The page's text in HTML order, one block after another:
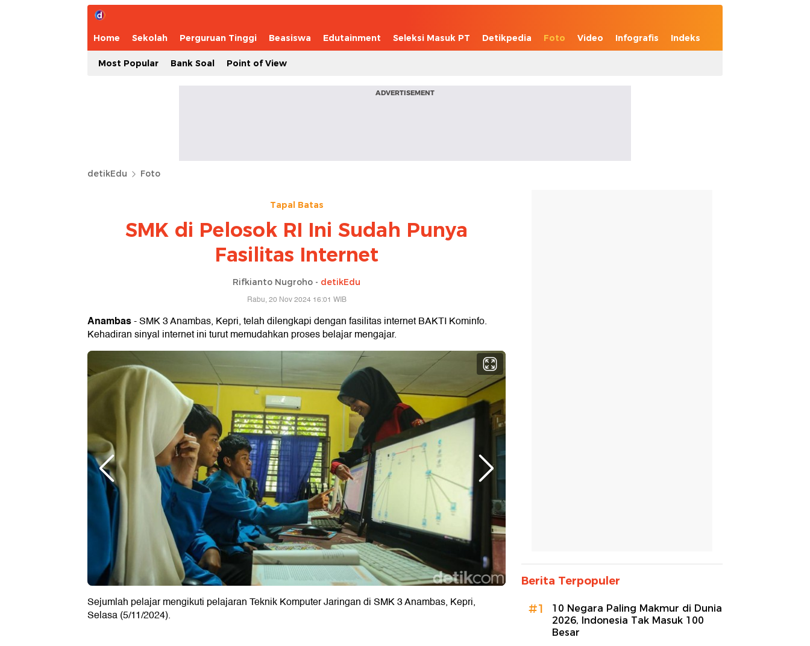
Home Sekolah Perguruan Tinggi Beasiswa Edutainment Seleksi Masuk PT Detikpedia Foto Video Infografis Indeks
Most Popular Bank Soal Point of View
ADVERTISEMENT
detikEdu Foto
Tapal Batas
SMK di Pelosok RI Ini Sudah Punya
Fasilitas Internet
Rifkianto Nugroho - detikEdu
Rabu, 20 Nov 2024 16:01 WIB
Anambas- SMK 3 Anambas, Kepri, telah dilengkapi dengan fasilitas internet BAKTI Kominfo.
Kehadiran sinyal internet ini turut memudahkan proses belajar mengajar.
Sejumlah pelajar mengikuti pelajaran Teknik Komputer Jaringan di SMK 3 Anambas, Kepri,
Selasa (5/11/2024).
Berita Terpopuler
#1
10 Negara Paling Makmur di Dunia
2026, Indonesia Tak Masuk 100
Besar